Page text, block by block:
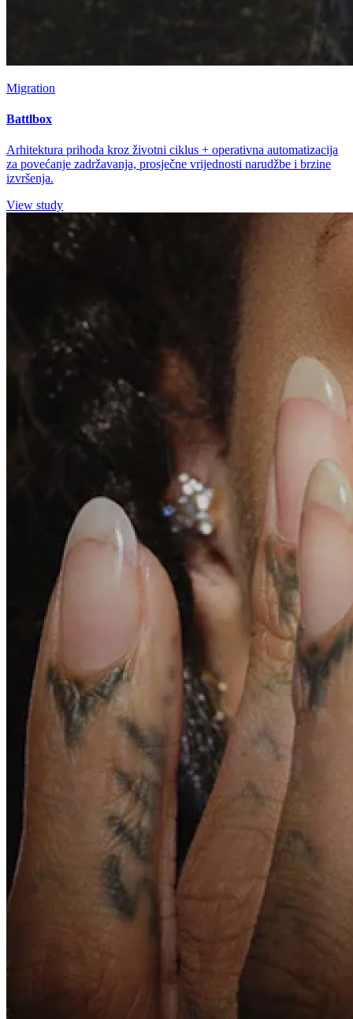
Migration
Battlbox
Arhitektura prihoda kroz životni ciklus + operativna automatizacija
za povećanje zadržavanja, prosječne vrijednosti narudžbe i brzine
izvršenja.
View study